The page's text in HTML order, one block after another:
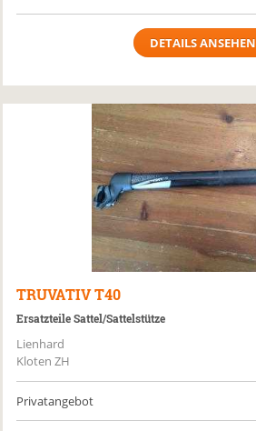
DETAILS ANSEHEN
TRUVATIVT40
Ersatzteile Sattel/Sattelstütze
Lienhard
Kloten ZH
Privatangebot